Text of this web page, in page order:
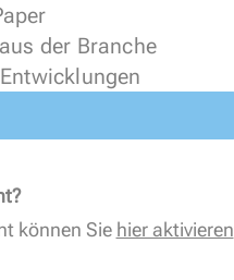
der Branche
können Sie hier aktivieren